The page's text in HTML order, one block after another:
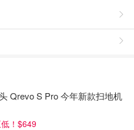
Qrevo S Pro 今年新款扫地机
！$649